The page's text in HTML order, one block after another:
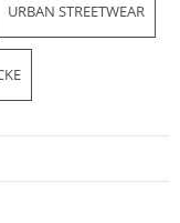
URBAN STREETWEAR